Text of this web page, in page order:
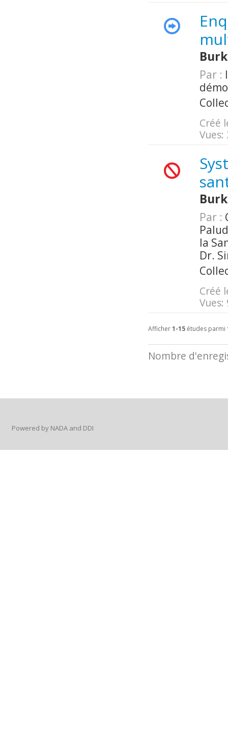
Par :
Créé
Vues:
Par :
la
Dr.
Créé
Vues:
Afficher1-15études parmi
Nombre
Powered by NADA and DDI